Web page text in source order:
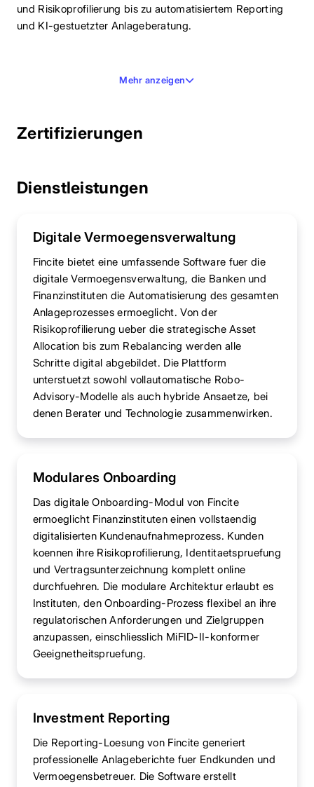
und Risikoprofilierung bis zu automatisiertem Reporting
und KI-gestuetzter Anlageberatung.
Mehr anzeigen
Zertifizierungen
Dienstleistungen
Digitale Vermoegensverwaltung
Fincite bietet eine umfassende Software fuer die
digitale Vermoegensverwaltung, die Banken und
Finanzinstituten die Automatisierung des gesamten
Anlageprozesses ermoeglicht. Von der
Risikoprofilierung ueber die strategische Asset
Allocation bis zum Rebalancing werden alle
Schritte digital abgebildet. Die Plattform
unterstuetzt sowohl vollautomatische Robo-
Advisory-Modelle als auch hybride Ansaetze, bei
denen Berater und Technologie zusammenwirken.
Modulares Onboarding
Das digitale Onboarding-Modul von Fincite
ermoeglicht Finanzinstituten einen vollstaendig
digitalisierten Kundenaufnahmeprozess. Kunden
koennen ihre Risikoprofilierung, Identitaetspruefung
und Vertragsunterzeichnung komplett online
durchfuehren. Die modulare Architektur erlaubt es
Instituten, den Onboarding-Prozess flexibel an ihre
regulatorischen Anforderungen und Zielgruppen
anzupassen, einschliesslich MiFID-II-konformer
Geeignetheitspruefung.
Investment Reporting
Die Reporting-Loesung von Fincite generiert
professionelle Anlageberichte fuer Endkunden und
Vermoegensbetreuer. Die Software erstellt